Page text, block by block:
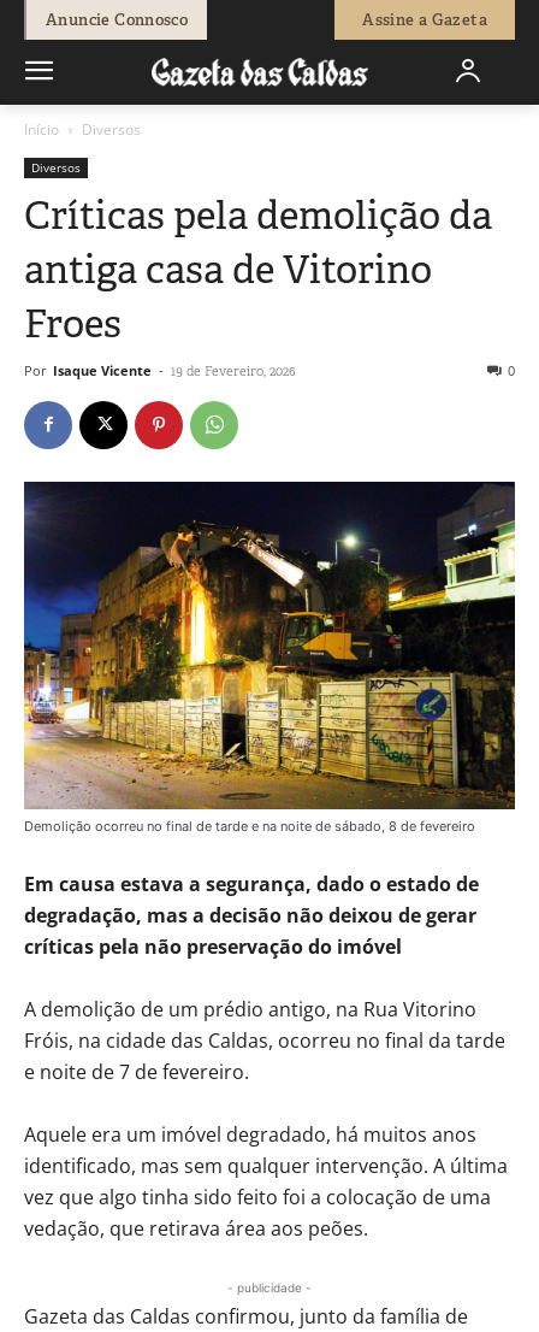
Anuncie Connosco Assine a Gazeta
Início Diversos
Diversos
Críticas pela demolição da
antiga casa de Vitorino
Froes
Por Isaque Vicente - 19 de Fevereiro, 2026 0
Demolição ocorreu no final de tarde e na noite de sábado, 8 de fevereiro
Em causa estava a segurança, dado o estado de
degradação, mas a decisão não deixou de gerar
críticas pela não preservação do imóvel
A demolição de um prédio antigo, na Rua Vitorino
Fróis, na cidade das Caldas, ocorreu no final da tarde
e noite de 7 de fevereiro.
Aquele era um imóvel degradado, há muitos anos
identificado, mas sem qualquer intervenção. A última
vez que algo tinha sido feito foi a colocação de uma
vedação, que retirava área aos peões.
- publicidade -
Gazeta das Caldas confirmou, junto da família de